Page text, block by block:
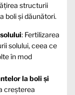
structurii
boli și dăunători.
: Fertilizarea
solului, ceea ce
în mod
la boli și
creșterea